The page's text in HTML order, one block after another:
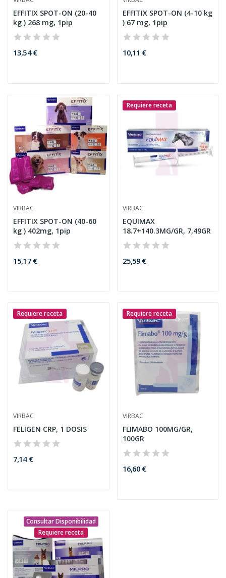
EFFITIX SPOT-ON (20-40
kg ) 268 mg, 1pip
13,54 €
EFFITIX SPOT-ON (4-10 kg
) 67 mg, 1pip
10,11 €
VIRBAC
EFFITIX SPOT-ON (40-60
kg ) 402mg, 1pip
15,17 €
Requiere receta
VIRBAC
EQUIMAX
18.7+140.3MG/GR, 7,49GR
25,59 €
Requiere receta
VIRBAC
FELIGEN CRP, 1 DOSIS
7,14 €
Requiere receta
VIRBAC
FLIMABO 100MG/GR,
100GR
16,60 €
Consultar Disponibilidad
Requiere receta